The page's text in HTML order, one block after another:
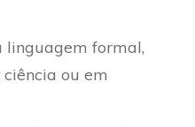
linguagem formal,
ou em